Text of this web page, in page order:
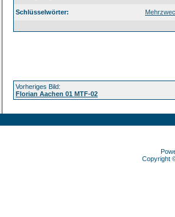
Schlüsselwörter:
Vorheriges Bild:
Florian Aachen 01 MTF-02
Copyright